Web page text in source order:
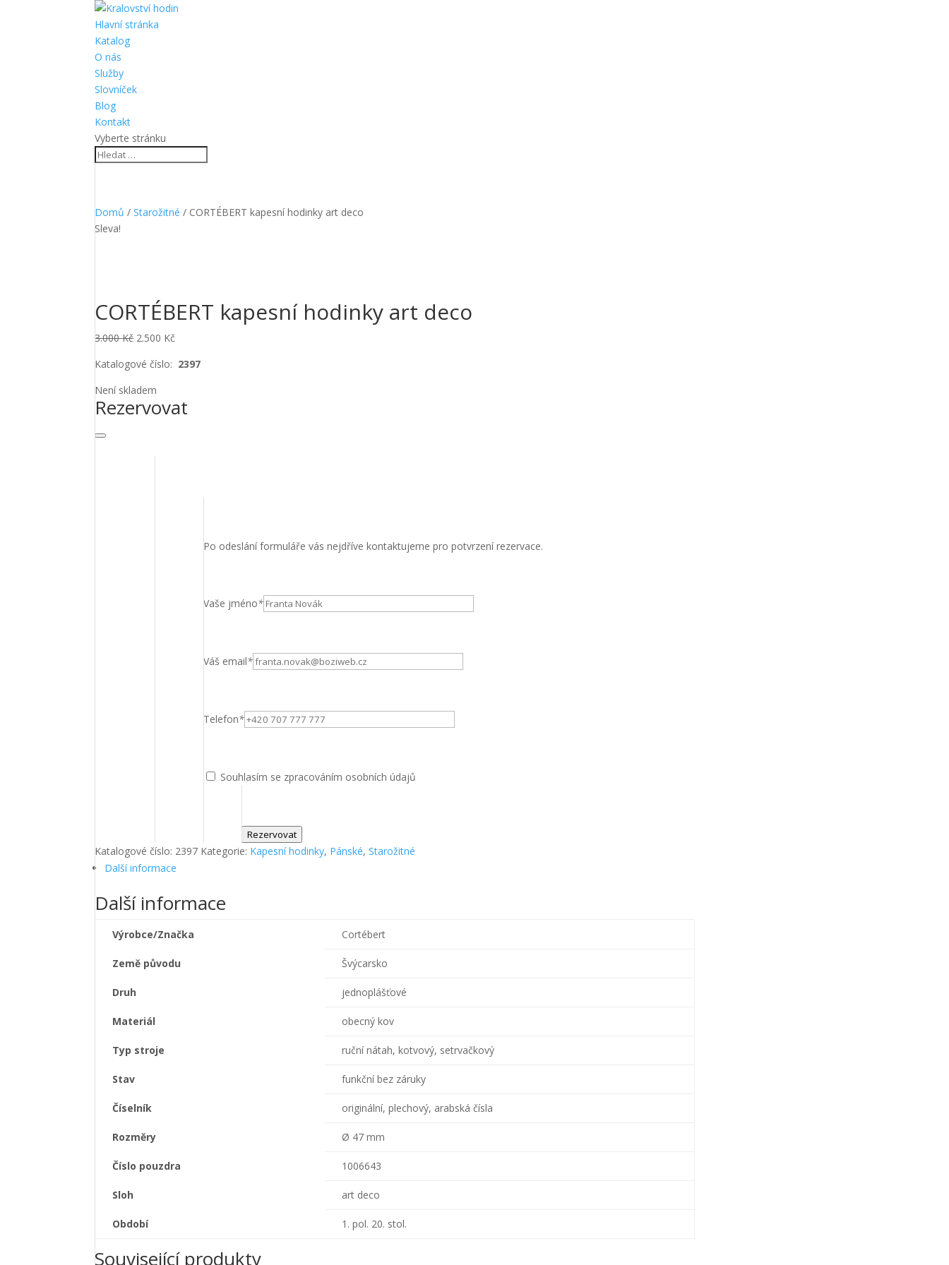
Hlavní stránka
Katalog
O nás
Služby
Slovníček
Blog
Kontakt
Vyberte stránku
Domů /Starožitné / CORTÉBERT kapesní hodinky art deco
Sleva!
CORTÉBERT kapesní hodinky art deco
3.000Kč Original
was:
3.000 Kč.
2.500 Kč
is:
Katalogové číslo: 2397
Není skladem
Rezervovat
Po odeslání formuláře vás nejdříve kontaktujeme pro potvrzení rezervace.
Vaše jméno*
Váš email*
Telefon*
Souhlasím se zpracováním osobních údajů
Rezervovat
Katalogové číslo: 2397 Kategorie: Kapesní hodinky, Pánské,Starožitné
Další informace
Další informace
Výrobce/Značka Cortébert
Země původu Švýcarsko
Druh jednoplášťové
Materiál obecný kov
Typ stroje ruční nátah, kotvový, setrvačkový
Stav funkční bez záruky
Číselník originální, plechový, arabská čísla
Rozměry Ø 47 mm
Číslo pouzdra 1006643
Sloh art deco
Období 1. pol. 20. stol.
Související produkty